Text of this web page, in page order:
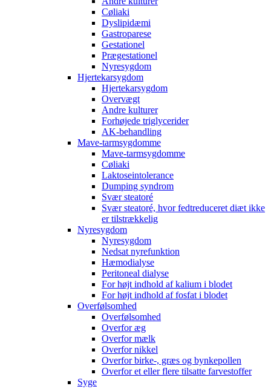
Cøliaki
Dyslipidæmi
Gastroparese
Gestationel
Prægestationel
Nyresygdom
Hjertekarsygdom
Hjertekarsygdom
Overvægt
Andre kulturer
Forhøjede triglycerider
AK-behandling
Mave-tarmsygdomme
Mave-tarmsygdomme
Cøliaki
Laktoseintolerance
Dumping syndrom
Svær steatoré
Svær steatoré, hvor fedtreduceret diæt ikke
er tilstrækkelig
Nyresygdom
Nyresygdom
Nedsat nyrefunktion
Hæmodialyse
Peritoneal dialyse
For højt indhold af kalium i blodet
For højt indhold af fosfat i blodet
Overfølsomhed
Overfølsomhed
Overfor æg
Overfor mælk
Overfor nikkel
Overfor birke-, græs og bynkepollen
Overfor et eller flere tilsatte farvestoffer
Syge